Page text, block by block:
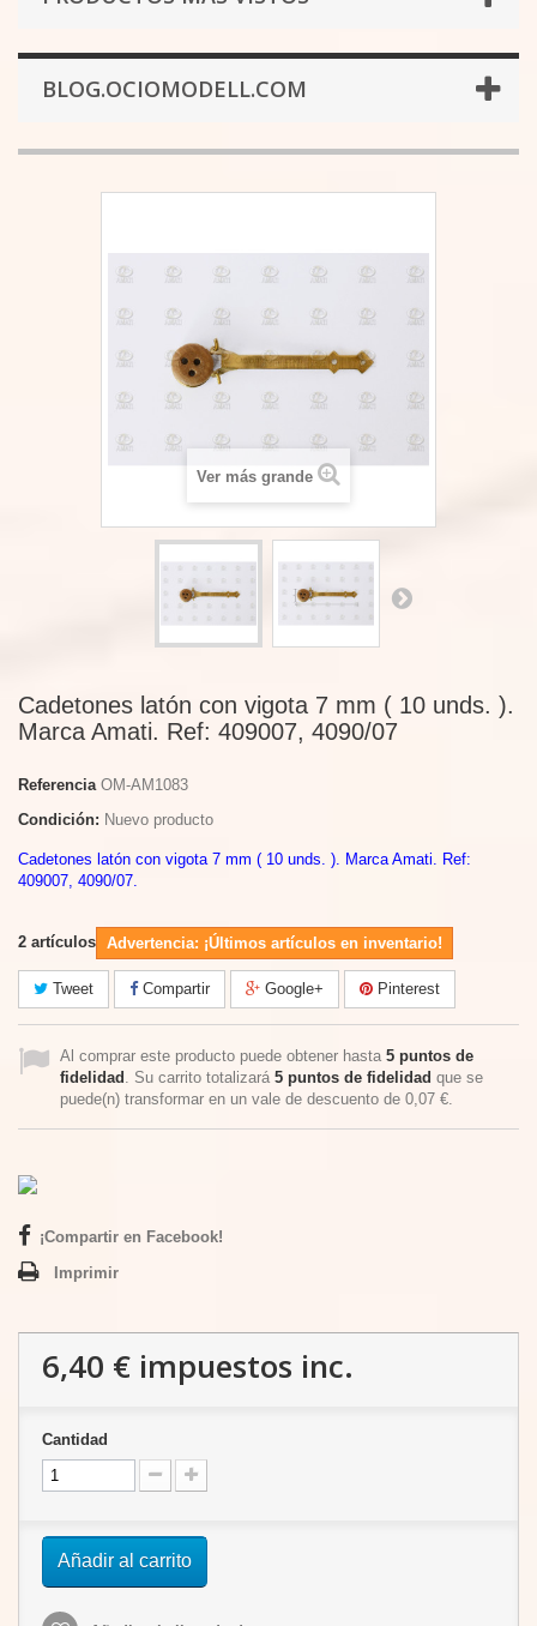
BLOG.OCIOMODELL.COM
Ver más grande
Cadetones latón con vigota 7 mm ( 10 unds. ).
Marca Amati. Ref: 409007, 4090/07
Referencia OM-AM1083
Condición: Nuevo producto
Cadetones latón con vigota 7 mm ( 10 unds. ). Marca Amati. Ref:
409007, 4090/07.
2 artículos Advertencia: ¡Últimos artículos en inventario!
Tweet Compartir Google+ Pinterest
Al comprar este producto puede obtener hasta 5 puntos de
fidelidad . Su carrito totalizará 5 puntos de fidelidad que se
puede(n) transformar en un vale de descuento de 0,07 €.
¡Compartir en Facebook!
Imprimir
6,40 € impuestos inc.
Cantidad
Añadir al carrito